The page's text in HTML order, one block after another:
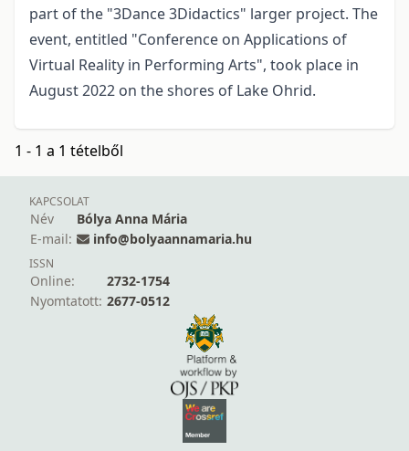
part of the "3Dance 3Didactics" larger project. The
event, entitled "Conference on Applications of
Virtual Reality in Performing Arts", took place in
August 2022 on the shores of Lake Ohrid.
1 - 1 a 1 tételből
KAPCSOLAT
Név
Bólya Anna Mária
E-mail:
info@bolyaannamaria.hu
ISSN
Online:
2732-1754
Nyomtatott: 2677-0512